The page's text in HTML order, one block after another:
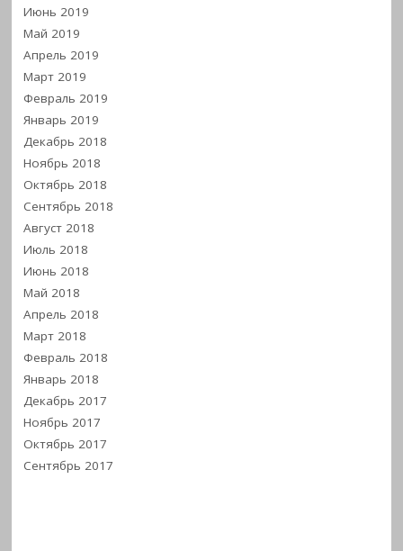
Июнь 2019
Май 2019
Апрель 2019
Март 2019
Февраль 2019
Январь 2019
Декабрь 2018
Ноябрь 2018
Октябрь 2018
Сентябрь 2018
Август 2018
Июль 2018
Июнь 2018
Май 2018
Апрель 2018
Март 2018
Февраль 2018
Январь 2018
Декабрь 2017
Ноябрь 2017
Октябрь 2017
Сентябрь 2017